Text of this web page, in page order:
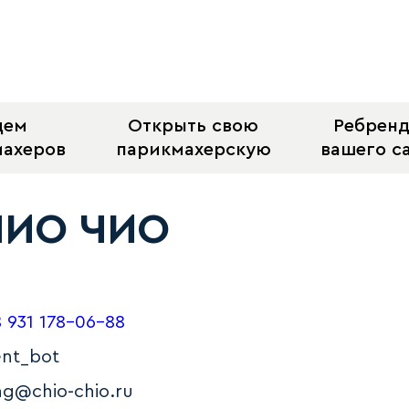
Открыть свою
парикмахерскую
вашего
ЧИО
931 178-06-88